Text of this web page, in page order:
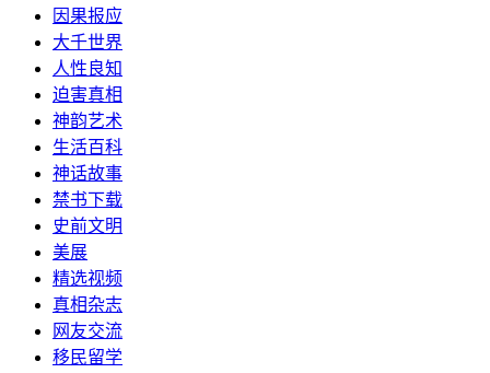
因果报应
大千世界
人性良知
迫害真相
神韵艺术
生活百科
神话故事
禁书下载
史前文明
美展
精选视频
真相杂志
网友交流
移民留学